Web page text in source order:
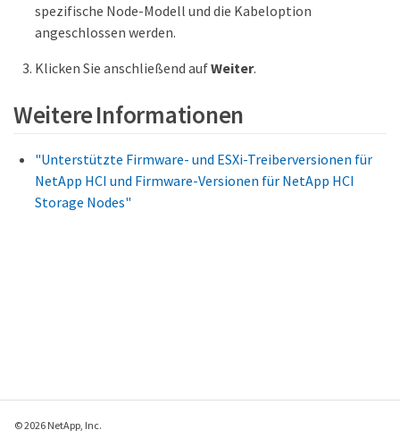
spezifische Node-Modell und die Kabeloption
angeschlossen werden.
Klicken Sie anschließend aufWeiter.
Weitere Informationen
"Unterstützte Firmware- und ESXi-Treiberversionen für
NetApp HCI und Firmware-Versionen für NetApp HCI
Storage Nodes"
© 2026 NetApp, Inc.